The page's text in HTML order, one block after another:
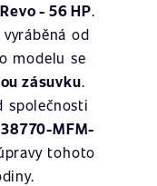
- 56 HP.
vyráběná od
modelu se
zásuvku.
společnosti
38770-MFM-
tohoto